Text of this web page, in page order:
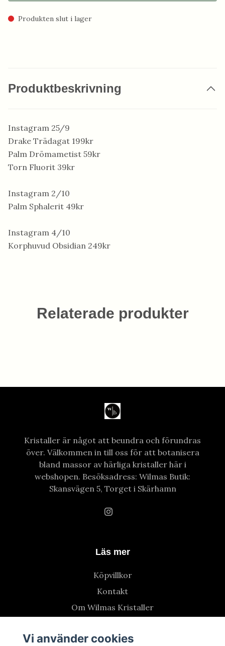
Produkten slut i lager
Produktbeskrivning
Instagram 25/9
Drake Trädagat 199kr
Palm Drömametist 59kr
Torn Fluorit 39kr
Instagram 2/10
Palm Sphalerit 49kr
Instagram 4/10
Korphuvud Obsidian 249kr
Relaterade produkter
Kristaller är något att beundra och förundras
över. Välkommen in till oss för att botanisera
bland massor av härliga kristaller här i
webshopen. Besöksadress: Wilmas Butik:
Skansvägen 5, Torget i Skärhamn
Läs mer
Köpvillkor
Kontakt
Om Wilmas Kristaller
Vi använder cookies